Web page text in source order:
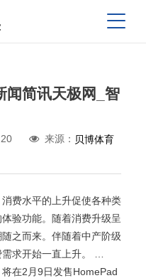
闻简讯天极网_智
来源： 贝博体育
费水平的上升促使各种类
验功能。随着消费升级呈
之而来。伴随着中产阶级
求开始一直上升。 …
在2月9日发售HomePad